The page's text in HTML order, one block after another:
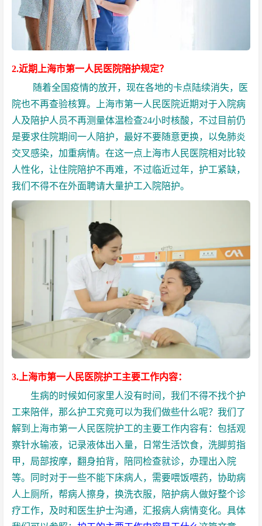
2.近期上海市第一人民医院陪护规定？
随着全国疫情的放开，现在各地的卡点陆续消失，医
院也不再查验核算。上海市第一人民医院近期对于入院病
人及陪护人员不再测量体温检查24小时核酸，不过目前仍
是要求住院期间一人陪护，最好不要随意更换，以免肺炎
交叉感染，加重病情。在这一点上海市人民医院相对比较
人性化，让住院陪护不再难，不过临近过年，护工紧缺，
我们不得不在外面聘请大量护工入院陪护。
3.上海市第一人民医院护工主要工作内容：
生病的时候如何家里人没有时间，我们不得不找个护
工来陪伴，那么护工究竟可以为我们做些什么呢？我们了
解到上海市第一人民医院护工的主要工作内容有：包括观
察针水输液，记录液体出入量，日常生活饮食，洗脚剪指
甲，局部按摩，翻身拍背，陪同检查就诊，办理出入院
等。同时对于一些不能下床病人，需要喂饭喂药，协助病
人上厕所，帮病人擦身，换洗衣服，
陪护病人做好整个诊
疗工作，及时和医生护士沟通，汇报病人病情变化。具体